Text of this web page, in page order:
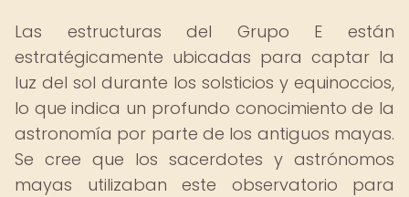
Las estructuras del Grupo E están
estratégicamente ubicadas para captar la
luz del sol durante los solsticios y equinoccios,
lo que indica un profundo conocimiento de la
astronomía por parte de los antiguos mayas.
Se cree que los sacerdotes y astrónomos
mayas utilizaban este observatorio para